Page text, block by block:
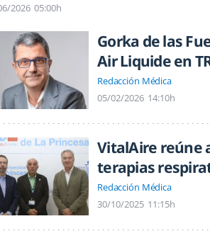
2026 05:00h
Gorka de las
Air Liquide en
Redacción Médica
05/02/2026 14:10h
VitalAire reúne
terapias
Redacción Médica
30/10/2025 11:15h